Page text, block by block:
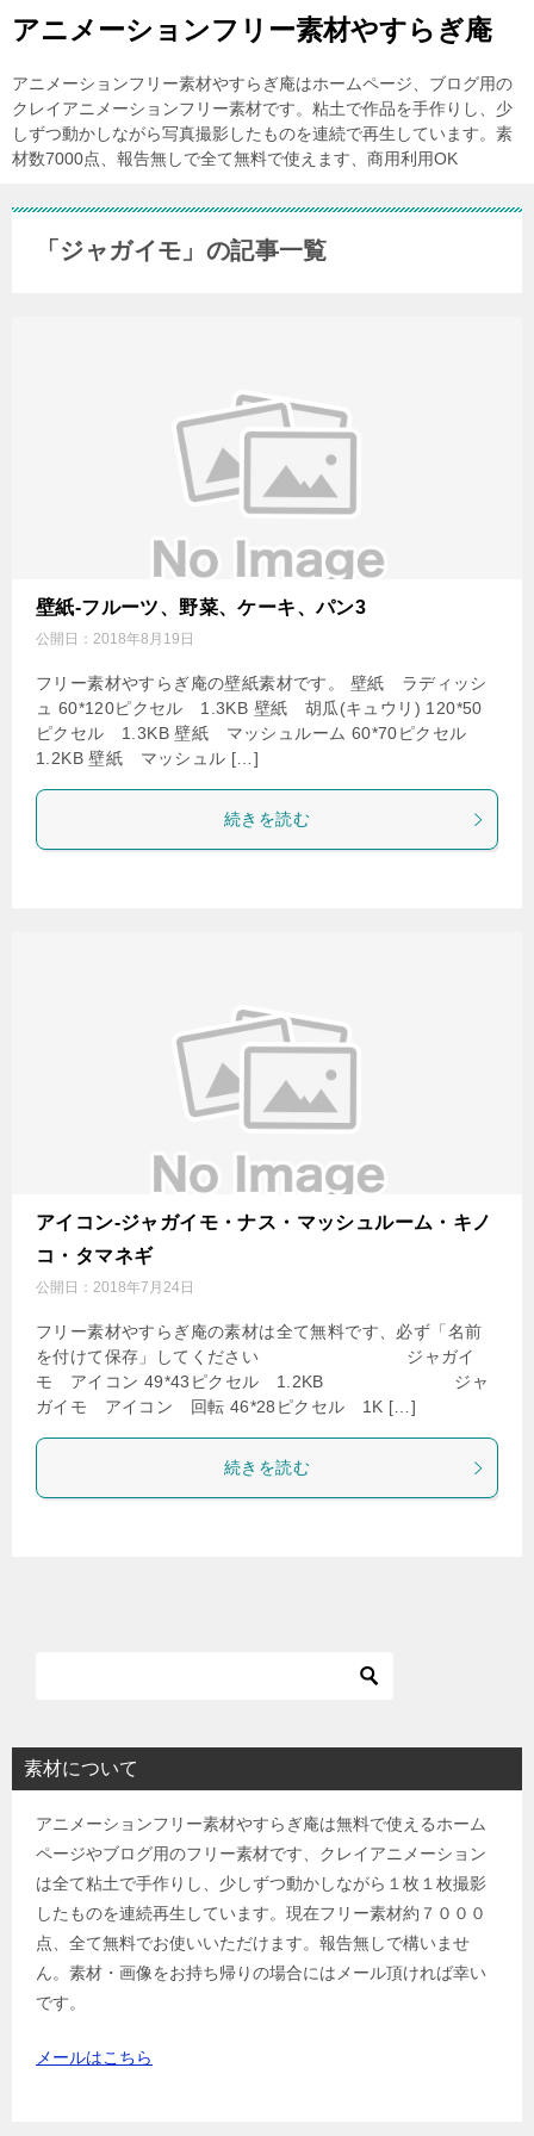
アニメーションフリー素材やすらぎ庵
アニメーションフリー素材やすらぎ庵はホームページ、ブログ用の
クレイアニメーションフリー素材です。粘土で作品を手作りし、少
しずつ動かしながら写真撮影したものを連続で再生しています。素
材数7000点、報告無しで全て無料で使えます、商用利用OK
「ジャガイモ」の記事一覧
壁紙-フルーツ、野菜、ケーキ、パン3
公開日： 2018年8月19日
フリー素材やすらぎ庵の壁紙素材です。 壁紙 ラディッシ
ュ 60*120ピクセル 1.3KB 壁紙 胡瓜(キュウリ) 120*50
ピクセル 1.3KB 壁紙 マッシュルーム 60*70ピクセル
1.2KB 壁紙 マッシュル […]
続きを読む
アイコン-ジャガイモ・ナス・マッシュルーム・キノ
コ・タマネギ
公開日： 2018年7月24日
フリー素材やすらぎ庵の素材は全て無料です、必ず「名前
を付けて保存」してください ジャガイ
モ アイコン 49*43ピクセル 1.2KB ジャ
ガイモ アイコン 回転 46*28ピクセル 1K […]
続きを読む
素材について
アニメーションフリー素材やすらぎ庵は無料で使えるホーム
ページやブログ用のフリー素材です、クレイアニメーション
は全て粘土で手作りし、少しずつ動かしながら１枚１枚撮影
したものを連続再生しています。現在フリー素材約７０００
点、全て無料でお使いいただけます。報告無しで構いませ
ん。素材・画像をお持ち帰りの場合にはメール頂ければ幸い
です。
メールはこちら